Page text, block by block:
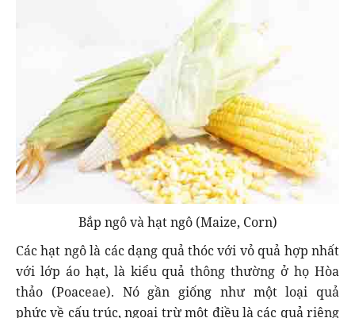
Bắp ngô và hạt ngô (Maize, Corn)
Các hạt ngô là các dạng quả thóc với vỏ quả hợp nhất
với lớp áo hạt, là kiểu quả thông thường ở họ Hòa
thảo (Poaceae). Nó gần giống như một loại quả
phức về cấu trúc, ngoại trừ một điều là các quả riêng